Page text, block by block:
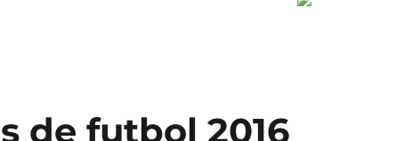
de futbol 2016